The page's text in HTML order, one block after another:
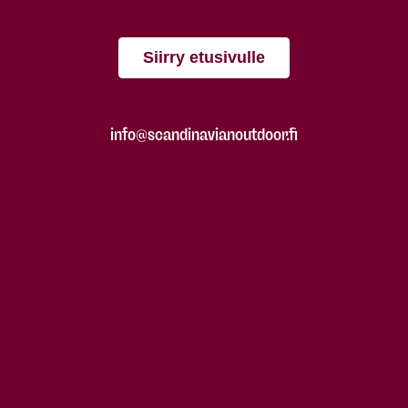
Siirry etusivulle
info@scandinavianoutdoor.fi